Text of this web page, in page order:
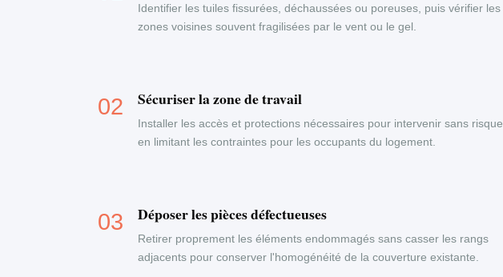
Identifier les tuiles fissurées, déchaussées ou poreuses, puis vérifier les
zones voisines souvent fragilisées par le vent ou le gel.
Sécuriser la zone de travail
Installer les accès et protections nécessaires pour intervenir sans risque,
en limitant les contraintes pour les occupants du logement.
Déposer les pièces défectueuses
Retirer proprement les éléments endommagés sans casser les rangs
adjacents pour conserver l'homogénéité de la couverture existante.